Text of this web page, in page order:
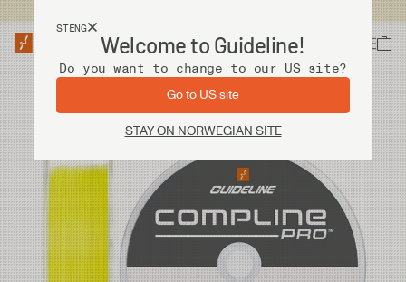
STENG
Welcome to Guideline!
Do you want to change to our US site?
Go to US site
STAY ON NORWEGIAN SITE